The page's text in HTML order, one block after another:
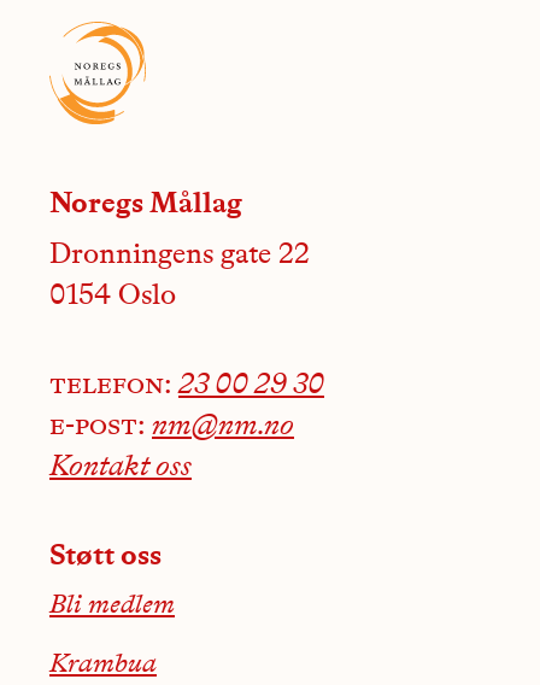
Noregs Mållag
Dronningens gate 22
0154 Oslo
telefon:23 00 29 30
e-post: nm@nm.no
Kontakt oss
Støtt oss
Bli medlem
Krambua